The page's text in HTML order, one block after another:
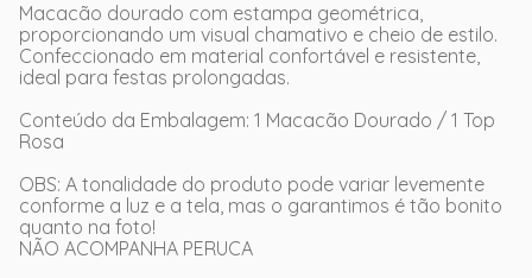
Macacão dourado com estampa geométrica,
proporcionando um visual chamativo e cheio de estilo.
Confeccionado em material confortável e resistente,
ideal para festas prolongadas.
Conteúdo da Embalagem: 1 Macacão Dourado / 1 Top
Rosa
OBS: A tonalidade do produto pode variar levemente
conforme a luz e a tela, mas o garantimos é tão bonito
quanto na foto!
NÃO ACOMPANHA PERUCA